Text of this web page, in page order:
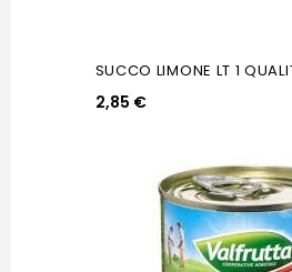
SUCCO LIMONE LT 1
2,85 €